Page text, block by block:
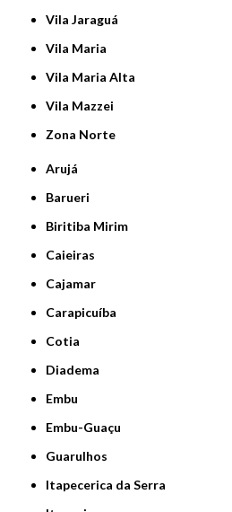
Vila Jaraguá
Vila Maria
Vila Maria Alta
Vila Mazzei
Zona Norte
Arujá
Barueri
Biritiba Mirim
Caieiras
Cajamar
Carapicuíba
Cotia
Diadema
Embu
Embu-Guaçu
Guarulhos
Itapecerica da Serra